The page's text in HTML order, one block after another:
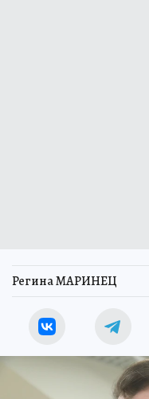
Регина МАРИНЕЦ